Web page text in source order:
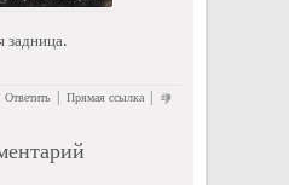
задница.
Ответить Прямая ссылка